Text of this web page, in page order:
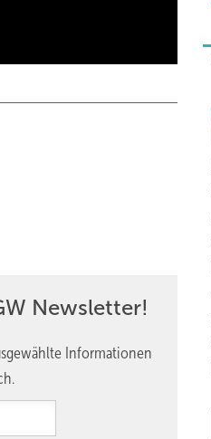
Newsletter!
Informationen